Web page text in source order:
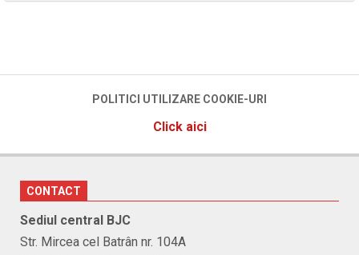
POLITICI UTILIZARE COOKIE-URI
Click aici
CONTACT
Sediul central BJC
Str. Mircea cel Batrân nr. 104A